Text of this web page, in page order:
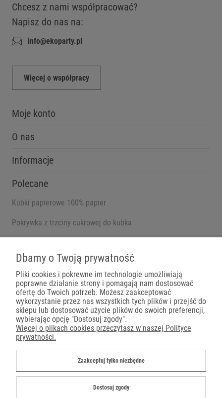
Chcesz z nami współpracować?
Napisz do nas na:
info@ekoparty.pl
Więcej o współpracy
Moje konto
O nas
Informacje
Polecane
Kubki papierowe 100% papier
Pokrywka z trzciny cukrowej do kubka
Płatności
Dostawa
Dbamy o Twoją prywatność
Pliki cookies i pokrewne im technologie umożliwiają
poprawne działanie strony i pomagają nam dostosować
ofertę do Twoich potrzeb. Możesz zaakceptować
wykorzystanie przez nas wszystkich tych plików i przejść do
sklepu lub dostosować użycie plików do swoich preferencji,
wybierając opcję "Dostosuj zgody".
Więcej o plikach cookies przeczytasz w naszej Polityce
prywatności.
Zaakceptuj tylko niezbędne
Dostosuj zgody